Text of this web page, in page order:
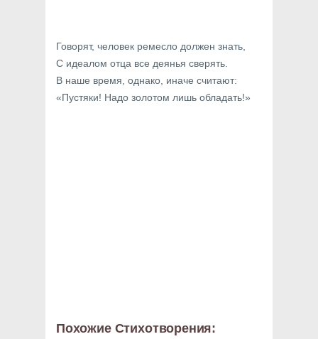
Говорят, человек ремесло должен знать,
С идеалом отца все деянья сверять.
В наше время, однако, иначе считают:
«Пустяки! Надо золотом лишь обладать!»
Похожие Стихотворения: